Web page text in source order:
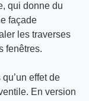
qui donne du
façade
les traverses
fenêtres.
effet de
En version